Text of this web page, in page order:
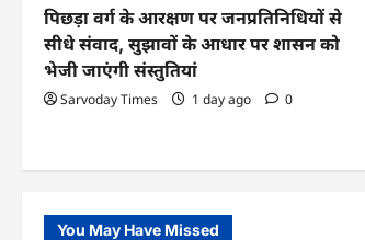
t
i
o
पिछड़ा वर्ग के आरक्षण पर जनप्रतिनिधियों से
सीधे संवाद, सुझावों के आधार पर शासन को
भेजी जाएंगी संस्तुतियां
Sarvoday Times 1 day ago 0
You May Have Missed